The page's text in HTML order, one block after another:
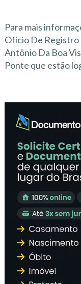
Para mais
Ofício De Registro
Antônio Da Boa
Ponte que estão